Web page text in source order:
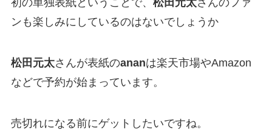
初の単独表紙ということで、 松田元太さんのファ
ンも楽しみにしているのはないでしょうか
松田元太さんが表紙のananは楽天市場やAmazon
などで予約が始まっています。
売切れになる前にゲットしたいですね。